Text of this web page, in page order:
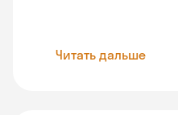
Читать дальше